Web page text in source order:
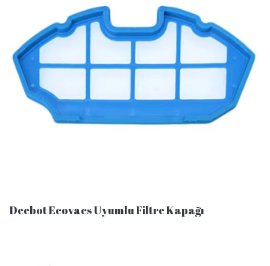
Deebot Ecovacs Uyumlu Filtre Kapağı